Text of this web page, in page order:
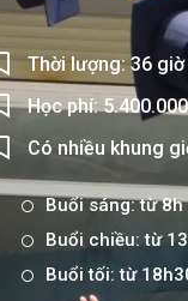
Thời lượng: 36 giờ
Học phí:
Có nhiều khung
Buổi sáng: từ 8h
Buổi chiều: từ
Buổi tối: từ